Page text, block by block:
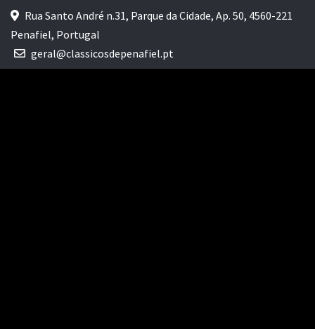
Rua Santo André n.31, Parque da Cidade, Ap. 50, 4560-221
Penafiel, Portugal
geral@classicosdepenafiel.pt